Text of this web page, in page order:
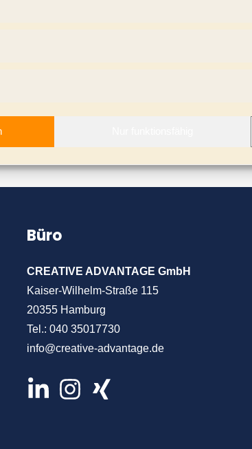
Büro
CREATIVE ADVANTAGE GmbH
Kaiser-Wilhelm-Straße 115
20355 Hamburg
Tel.: 040 35017730
info@creative-advantage.de